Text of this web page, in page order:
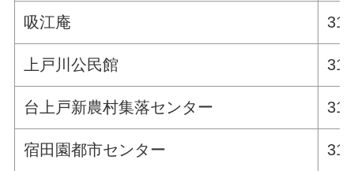
吸江庵
上戸川公民館
台上戸新農村集落センター
宿田園都市センター